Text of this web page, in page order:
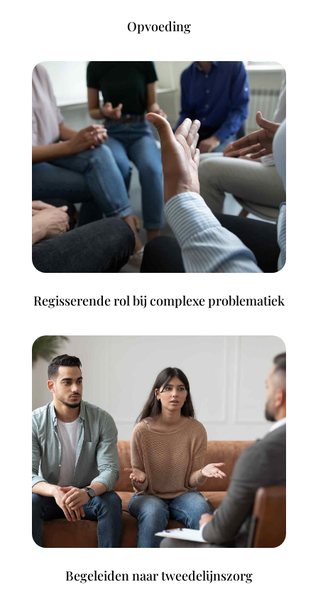
Opvoeding
Regisserende rol bij complexe problematiek
Begeleiden naar tweedelijnszorg